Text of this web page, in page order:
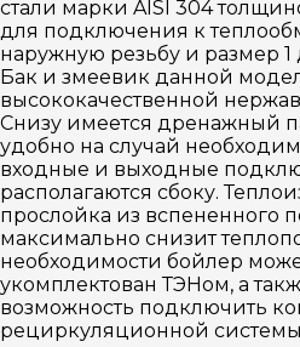
стали марки AISI 304
для подключения к
наружную резьбу и размер
Бак и змеевик данной
высококачественной
Снизу имеется дренажный
удобно на случай
входные и выходные
располагаются сбоку.
прослойка из вспененного
максимально снизит
необходимости бойлер
укомплектован ТЭНом, а
возможность подключить
рециркуляционной